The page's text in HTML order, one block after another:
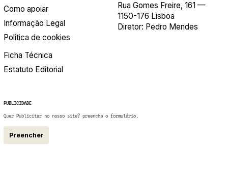
Como apoiar
Informação Legal
Política de cookies
Ficha Técnica
Estatuto Editorial
Rua Gomes Freire, 161 —
1150-176 Lisboa
Diretor: Pedro Mendes
PUBLICIDADE
Quer Publicitar no nosso site? preencha o formulário.
Preencher